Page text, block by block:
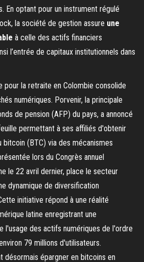
En optant pour un instrument régulé
la société de gestion assure une
à celle des actifs financiers
l’entrée de capitaux institutionnels dans
désormais épargner en bitcoins en